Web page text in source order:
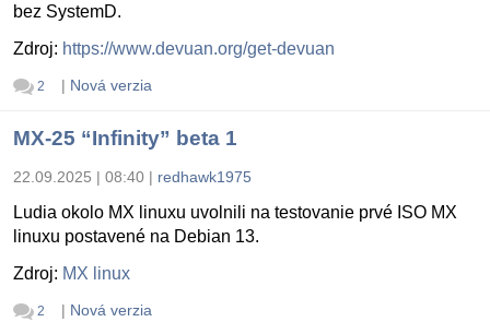
bez SystemD.
Zdroj: https://www.devuan.org/get-devuan
2 | Nová verzia
MX-25 “Infinity” beta 1
22.09.2025 | 08:40 | redhawk1975
Ludia okolo MX linuxu uvolnili na testovanie prvé ISO MX
linuxu postavené na Debian 13.
Zdroj: MX linux
2 | Nová verzia